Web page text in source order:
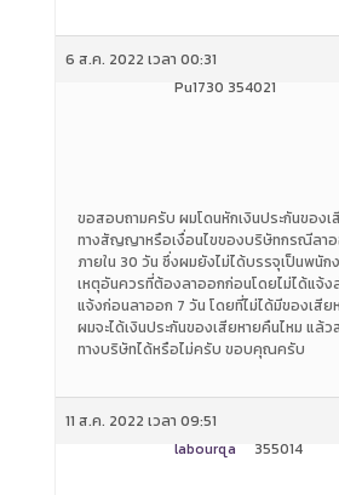
6 ส.ค. 2022 เวลา 00:31
Pu1730 354021
ขอสอบถามครับ ผมโดนหักเงินประกันของเ
ทางสัญญาหรือเงื่อนไขของบริษัทกรณีลา
ภายใน 30 วัน ซึ่งผมยังไม่ได้บรรจุเป็นพนัก
เหตุอันควรที่ต้องลาออกก่อนโดยไม่ได้แจ้ง
แจ้งก่อนลาออก 7 วัน โดยที่ไม่ได้มีของเสีย
ผมจะได้เงินประกันของเสียหายคืนไหม แล้ว
ทางบริษัทได้หรือไม่ครับ ขอบคุณครับ
11 ส.ค. 2022 เวลา 09:51
labourqa
355014